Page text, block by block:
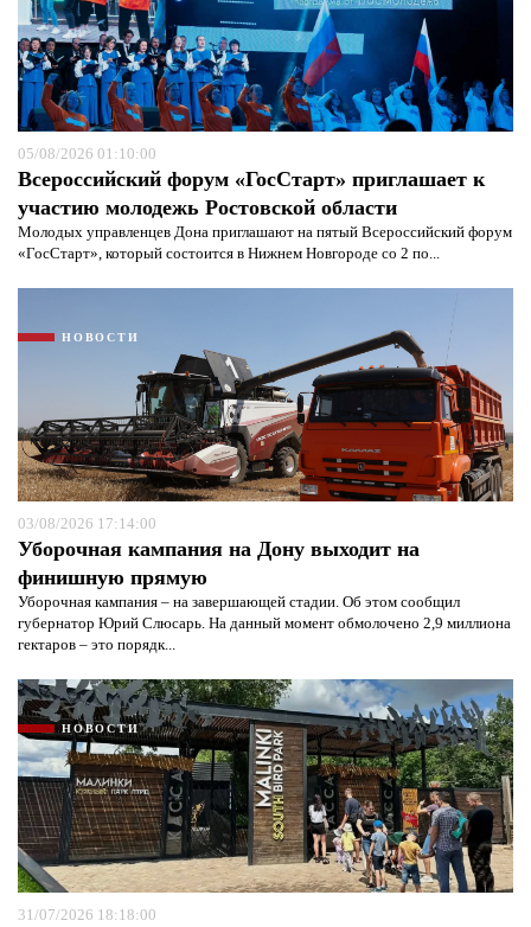
05/08/2026 01:10:00
Всероссийский форум «ГосСтарт» приглашает к
участию молодежь Ростовской области
Молодых управленцев Дона приглашают на пятый Всероссийский форум
«ГосСтарт», который состоится в Нижнем Новгороде со 2 по...
НОВОСТИ
03/08/2026 17:14:00
Уборочная кампания на Дону выходит на
финишную прямую
Уборочная кампания – на завершающей стадии. Об этом сообщил
губернатор Юрий Слюсарь. На данный момент обмолочено 2,9 миллиона
гектаров – это порядк...
НОВОСТИ
31/07/2026 18:18:00
защиты информации*